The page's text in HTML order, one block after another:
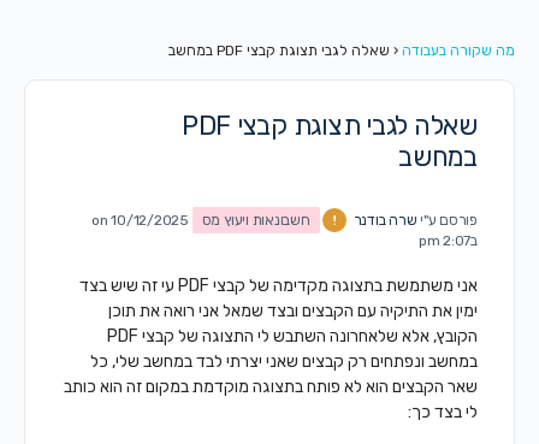
מה שקורה בעבודה ‹ שאלה לגבי תצוגת קבצי PDF במחשב
שאלה לגבי תצוגת קבצי PDF
במחשב
פורסם ע"י שרה בודנר חשבונאות ויעוץ מס
on 10/12/2025
ב2:07 pm
אני משתמשת בתצוגה מקדימה של קבצי PDF עי זה שיש בצד
ימין את התיקיה עם הקבצים ובצד שמאל אני רואה את תוכן
הקובץ, אלא שלאחרונה השתבש לי התצוגה של קבצי PDF
במחשב ונפתחים רק קבצים שאני יצרתי לבד במחשב שלי, כל
שאר הקבצים הוא לא פותח בתצוגה מוקדמת במקום זה הוא כותב
לי בצד כך: